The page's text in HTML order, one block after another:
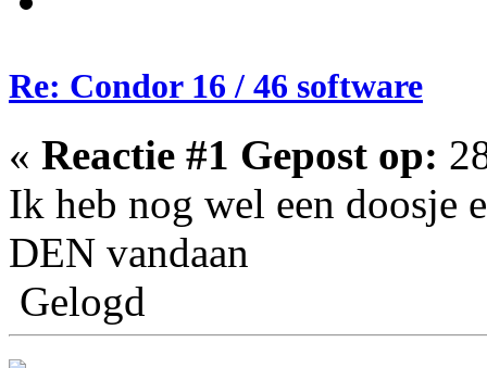
Re: Condor 16 / 46 software
« Reactie #1 Gepost op:
Ik heb nog wel een
DEN vandaan
Gelogd